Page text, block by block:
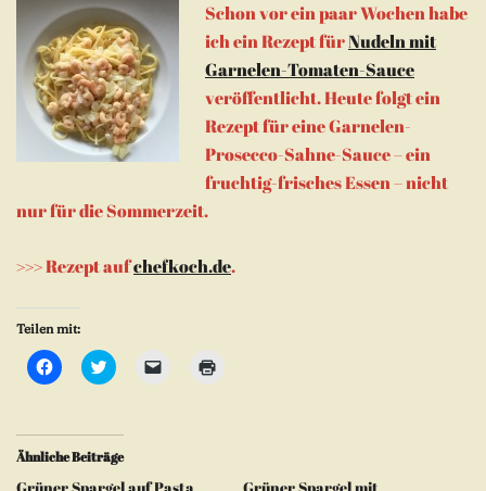
Schon vor ein paar Wochen habe
ich ein Rezept fürNudeln mit
Garnelen-Tomaten-Sauce
veröffentlicht. Heute folgt ein
Rezept für eine Garnelen-
Prosecco-Sahne-Sauce – ein
fruchtig-frisches Essen – nicht
nur für die Sommerzeit.
>>> Rezept aufchefkoch.de.
Teilen mit:
Klick,
um
teilen
(Wird
in
Klick,
um
teilen
(Wird
in
neuem
Klicken,
um
Klicken
zum
Ähnliche Beiträge